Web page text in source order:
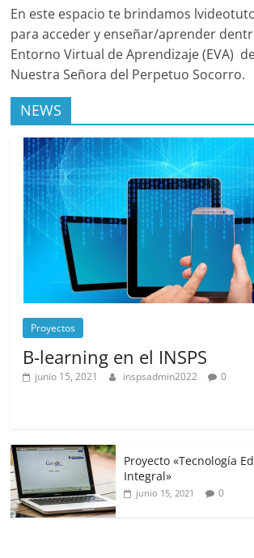
En este espacio te brindamos
para acceder y enseñar/aprender
Entorno Virtual de Aprendizaje (EVA)
Nuestra Señora del Perpetuo Socorro.
NEWS
Proyectos
B-learning en el INSPS
junio 15, 2021 inspsadmin2022 0
Proyecto «Tecnología
Integral»
junio 15, 2021 0